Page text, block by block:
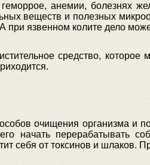
анемии, болезнях
веществ и полезных
язвенном колите дело
средство,
очищения организма и
начать перерабатывать
себя от токсинов и шлаков.